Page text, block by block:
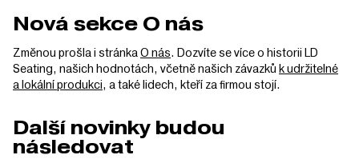
Nová sekce O nás
Změnou prošla i stránkaO nás. Dozvíte se více o historii LD
Seating, našich hodnotách, včetně našich závazků k udržitelné
a lokální produkci, a také lidech, kteří za firmou stojí.
Další novinky budou
následovat